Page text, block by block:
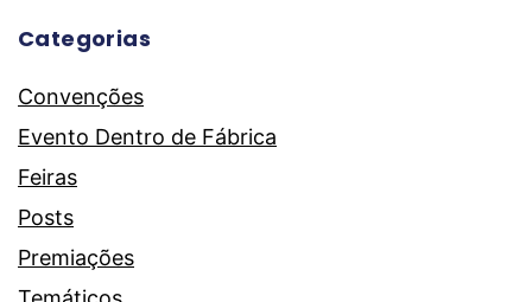
Categorias
Convenções
Evento Dentro de Fábrica
Feiras
Posts
Premiações